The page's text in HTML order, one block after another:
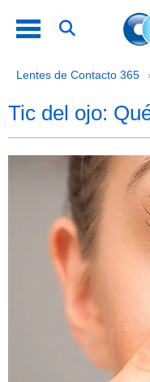
Lentes de Contacto 365
Tic del ojo: